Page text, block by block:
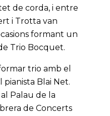
de corda, i entre
i Trotta van
formant un
Trio Bocquet.
trio amb el
pianista Blai Net.
Palau de la
de Concerts